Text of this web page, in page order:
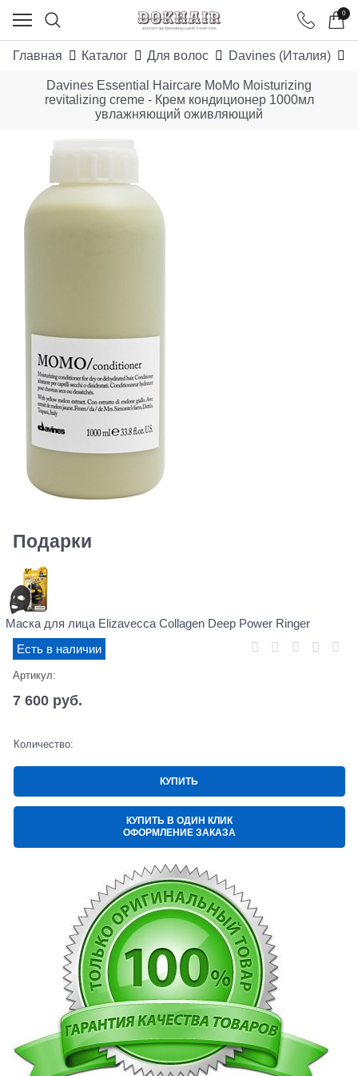
0
Главная Каталог Для волос Davines (Италия)
Davines Essential Haircare MoMo Moisturizing
revitalizing creme - Крем кондиционер 1000мл
увлажняющий оживляющий
Подарки
Маска для лица Elizavecca Collagen Deep Power Ringer
Есть в наличии
Артикул:
7 600 руб.
Количество:
КУПИТЬ
КУПИТЬ В ОДИН КЛИК
ОФОРМЛЕНИЕ ЗАКАЗА